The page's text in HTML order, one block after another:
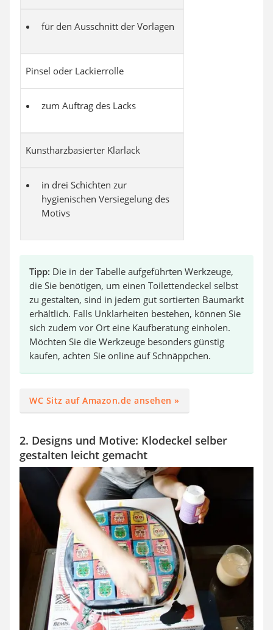
für den Ausschnitt der Vorlagen
Pinsel oder Lackierrolle
zum Auftrag des Lacks
Kunstharzbasierter Klarlack
in drei Schichten zur
hygienischen Versiegelung des
Motivs
Tipp: Die in der Tabelle aufgeführten Werkzeuge,
die Sie benötigen, um einen Toilettendeckel selbst
zu gestalten, sind in jedem gut sortierten Baumarkt
erhältlich. Falls Unklarheiten bestehen, können Sie
sich zudem vor Ort eine Kaufberatung einholen.
Möchten Sie die Werkzeuge besonders günstig
kaufen, achten Sie online auf Schnäppchen.
WC Sitz auf Amazon.de ansehen »
2. Designs und Motive: Klodeckel selber
gestalten leicht gemacht